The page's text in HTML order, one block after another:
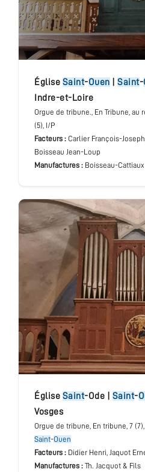
église Saint-Ouen Saint-
Indre-et-Loire
Orgue de tribune., En Tribune, au
(5), I/P
Facteurs : Carlier François-
Boisseau Jean-Loup
Manufactures : Boisseau-Cattiaux
église Saint-Ode Saint-
Vosges
Orgue de tribune, En tribune, 7
Saint-Ouen
Facteurs : Didier Henri, Jaquot
Manufactures : Th. Jacquot & Fils